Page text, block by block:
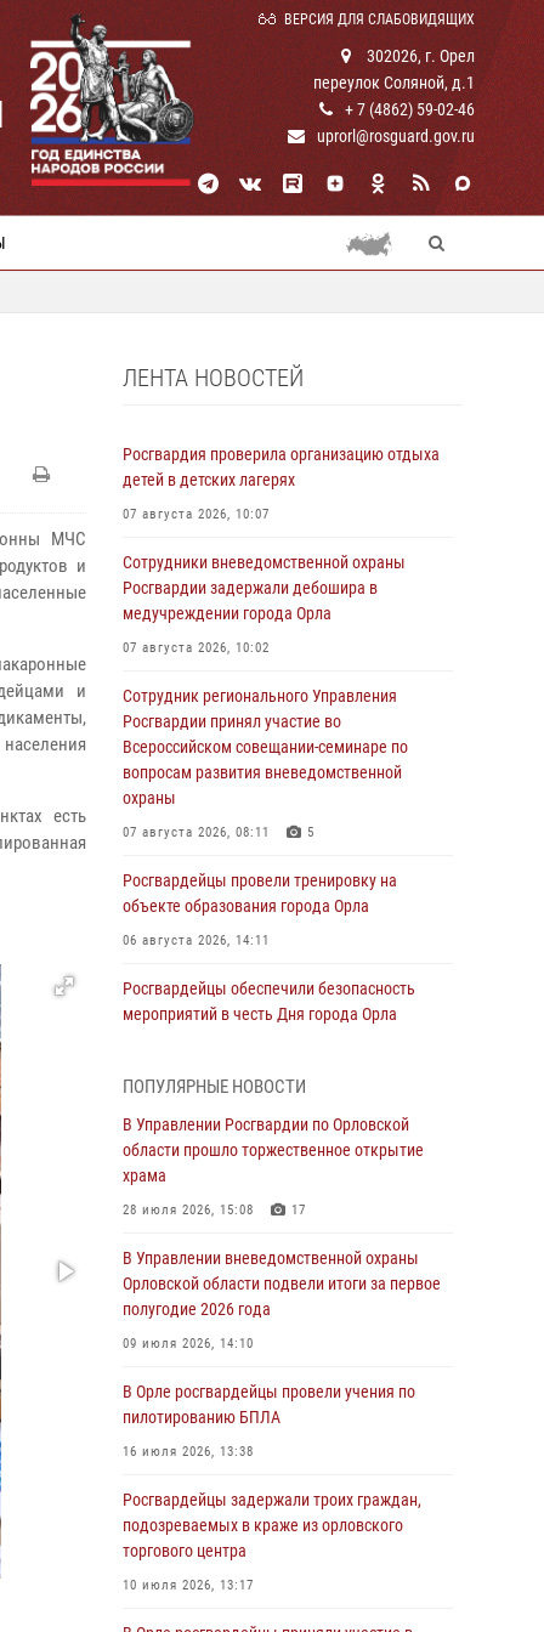
ВЕРСИЯ ДЛЯ СЛАБОВИДЯЩИХ
302026, г. Орел
переулок Соляной, д.1
+ 7 (4862) 59-02-46
uprorl@rosguard.gov.ru
МЧС
и
и
есть
ЛЕНТА НОВОСТЕЙ
Росгвардия проверила организацию отдыха
детей в детских лагерях
07 августа 2026, 10:07
Сотрудники вневедомственной охраны
Росгвардии задержали дебошира в
медучреждении города Орла
07 августа 2026, 10:02
Сотрудник регионального Управления
Росгвардии принял участие во
Всероссийском совещании-семинаре по
вопросам развития вневедомственной
охраны
07 августа 2026, 08:11 5
Росгвардейцы провели тренировку на
объекте образования города Орла
06 августа 2026, 14:11
Росгвардейцы обеспечили безопасность
мероприятий в честь Дня города Орла
Начальник регионального Управления
Росгвардии принял участие в митинге в честь
дня освобождения города Орла
05 августа 2026, 13:16
результатах работы за первое полугодие
05 августа 2026, 13:12
За месяц росгвардейцы задержали 15 лиц,
противоправных действий
04 августа 2026, 14:21
росгвардейцев
04 августа 2026, 14:06 2
За месяц росгвардейцы приняли от граждан
ПОПУЛЯРНЫЕ НОВОСТИ
В Управлении Росгвардии по Орловской
области прошло торжественное открытие
храма
28 июля 2026, 15:08 17
В Управлении вневедомственной охраны
Орловской области подвели итоги за первое
полугодие 2026 года
09 июля 2026, 14:10
В Орле росгвардейцы провели учения по
пилотированию БПЛА
16 июля 2026, 13:38
Росгвардейцы задержали троих граждан,
подозреваемых в краже из орловского
торгового центра
10 июля 2026, 13:17